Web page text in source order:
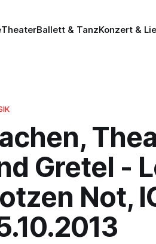
TheaterBallett & TanzKonzert &
Gretel -
Not,